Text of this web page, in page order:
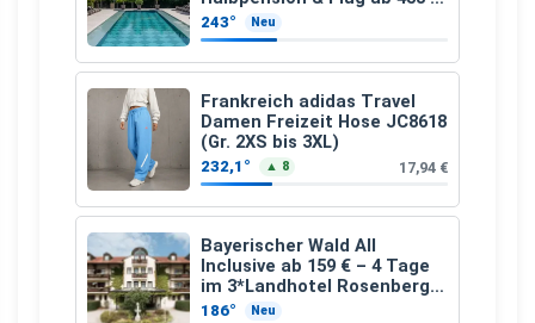
pro Person
243° Neu
Frankreich adidas Travel
Damen Freizeit Hose JC8618
(Gr. 2XS bis 3XL)
232,1° ▲ 8 17,94 €
Bayerischer Wald All
Inclusive ab 159 € – 4 Tage
im 3*Landhotel Rosenberger
mit Wellness
186° Neu